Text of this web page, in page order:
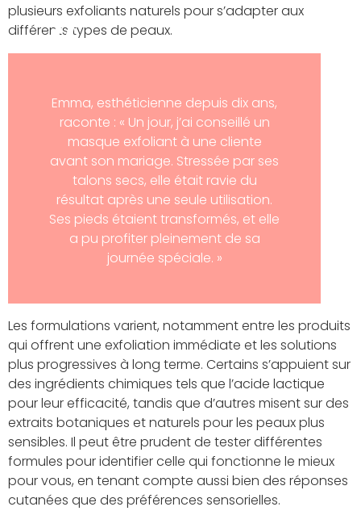
plusieurs exfoliants naturels pour s’adapter aux
différents types de peaux.
Emma, esthéticienne depuis dix ans,
raconte : « Un jour, j’ai conseillé un
masque exfoliant à une cliente
avant son mariage. Stressée par ses
talons secs, elle était ravie du
résultat après une seule utilisation.
Ses pieds étaient transformés, et elle
a pu profiter pleinement de sa
journée spéciale. »
Les formulations varient, notamment entre les produits
qui offrent une exfoliation immédiate et les solutions
plus progressives à long terme. Certains s’appuient sur
des ingrédients chimiques tels que l’acide lactique
pour leur efficacité, tandis que d’autres misent sur des
extraits botaniques et naturels pour les peaux plus
sensibles. Il peut être prudent de tester différentes
formules pour identifier celle qui fonctionne le mieux
pour vous, en tenant compte aussi bien des réponses
cutanées que des préférences sensorielles.